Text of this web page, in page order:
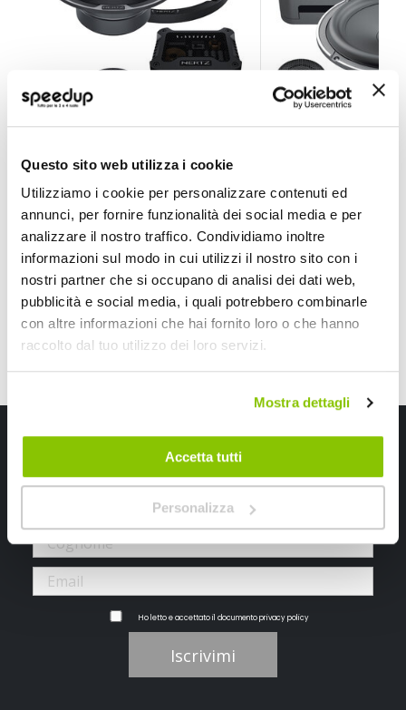
Questo sito web utilizza i cookie
Utilizziamo i cookie per personalizzare contenuti ed
annunci, per fornire funzionalità dei social media e per
analizzare il nostro traffico. Condividiamo inoltre
informazioni sul modo in cui utilizzi il nostro sito con i
nostri partner che si occupano di analisi dei dati web,
pubblicità e social media, i quali potrebbero combinarle
con altre informazioni che hai fornito loro o che hanno
raccolto dal tuo utilizzo dei loro servizi.
Mostra dettagli
Accetta tutti
Personalizza
165mm
444,55 €
Spedizione gratuita!
276,25 €
CONSEGNA IN 48H
Iscriviti alla newsletter Speedup
Ricevi subito uno sconto del 10% per il tuo primo acquisto online!
Ho letto e accettato il documentoprivacy policy
Iscrivimi